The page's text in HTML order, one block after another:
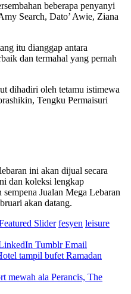
beberapa penyanyi
Search, Dato’ Awie, Ziana
itu dianggap antara
dan termahal yang pernah
dihadiri oleh tetamu istimewa
Tengku Permaisuri
ini akan dijual secara
dan koleksi lengkap
sempena Jualan Mega Lebaran
akan datang.
Slider fesyen leisure
Tumblr Email
tampil bufet Ramadan
mewah ala Perancis, The